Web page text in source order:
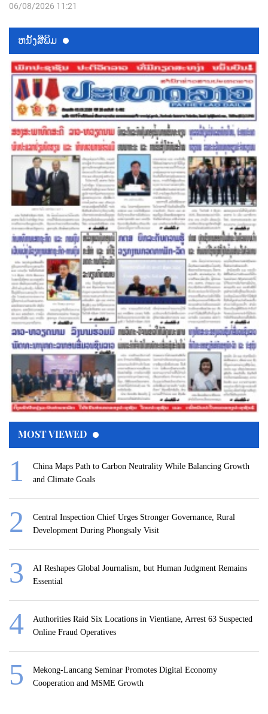
06/08/2026 11:21
ຫນ້ັງສືພິມ
MOST VIEWED
China Maps Path to Carbon Neutrality While Balancing Growth
and Climate Goals
Central Inspection Chief Urges Stronger Governance, Rural
Development During Phongsaly Visit
AI Reshapes Global Journalism, but Human Judgment Remains
Essential
Authorities Raid Six Locations in Vientiane, Arrest 63 Suspected
Online Fraud Operatives
Mekong-Lancang Seminar Promotes Digital Economy
Cooperation and MSME Growth